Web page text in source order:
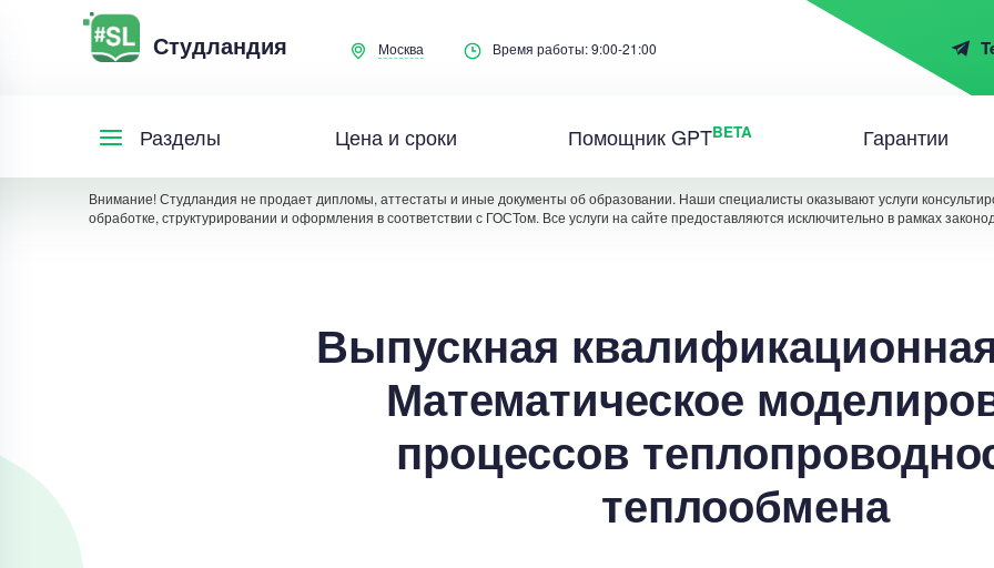
Студландия Москва Время работы: 9:00-21:00
Разделы Цена и сроки Помощник GPTBETA Гарантии
Внимание! Студландия не продает дипломы, аттестаты и иные документы об образовании. Наши специалисты оказывают услуги
обработке, структурировании и оформления в соответствии с ГОСТом. Все услуги на сайте предоставляются исключительно в рамках
Выпускная
Математическое
процессов
теплообмена